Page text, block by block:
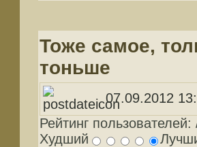
Тоже самое,
тоньше
07.09.2012
Рейтинг пользователей:
Худший